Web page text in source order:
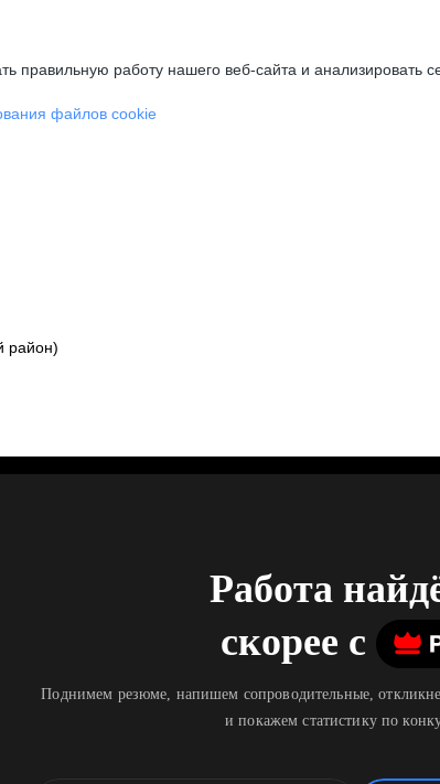
работу нашего веб-сайта и анализировать
файлов cookie
район)
Работа
скорее c
Поднимем резюме, напишем сопроводительные,
и покажем статистику по